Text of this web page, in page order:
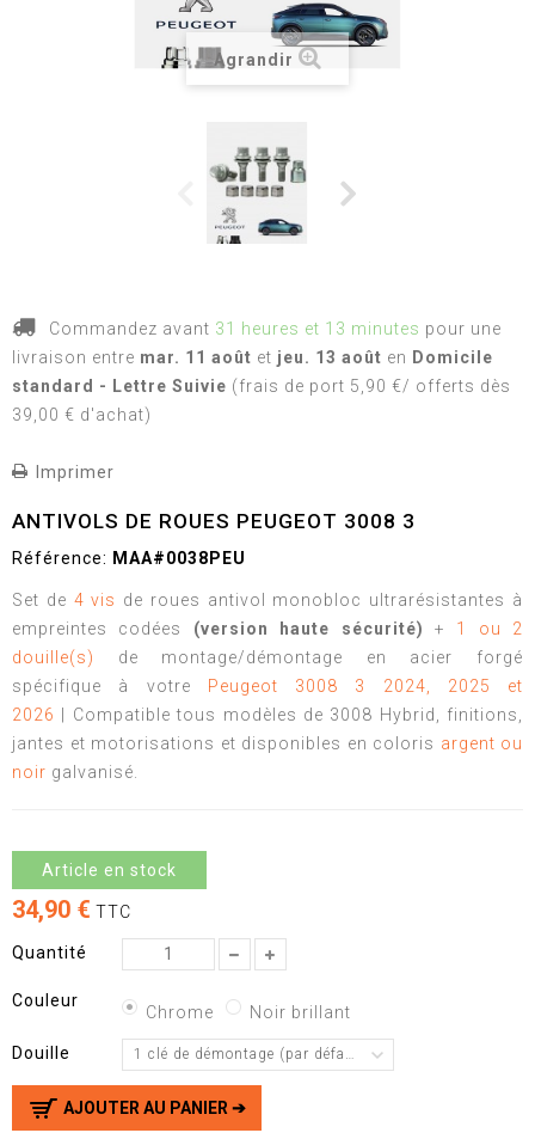
Agrandir
Commandez avant 31 heures et 13 minutes pour une
livraison entre mar. 11 août et jeu. 13 août en Domicile
standard - Lettre Suivie (frais de port 5,90 €/ offerts dès
39,00 € d'achat)
Imprimer
ANTIVOLS DE ROUES PEUGEOT 3008 3
Référence: MAA#0038PEU
Set de 4 vis de roues antivol monobloc ultrarésistantes à
empreintes codées
(version haute sécurité) + 1 ou 2
douille(s)
de montage/démontage en acier forgé
spécifique à votre Peugeot 3008 3 2024, 2025 et
2026
| Compatible tous modèles de 3008 Hybrid, finitions,
jantes et motorisations et disponibles en coloris argent ou
noir galvanisé.
Article en stock
34,90 € TTC
Quantité
Couleur
Chrome Noir brillant
Douille 1 clé de démontage (par défaut)
AJOUTER AU PANIER ➔